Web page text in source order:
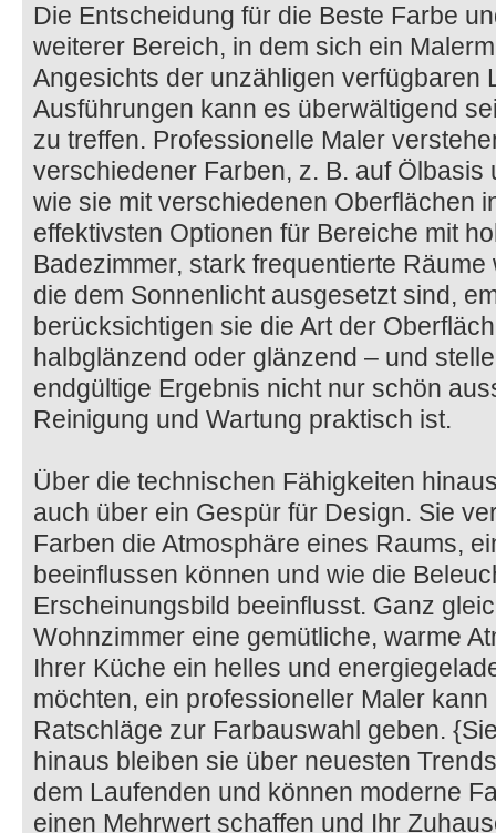
Die Entscheidung für die Beste Farbe
weiterer Bereich, in dem sich ein
Angesichts der unzähligen verfügbaren
Ausführungen kann es überwältigend
zu treffen. Professionelle Maler
verschiedener Farben, z. B. auf Ölbasis
wie sie mit verschiedenen Oberflächen
effektivsten Optionen für Bereiche mit
Badezimmer, stark frequentierte
die dem Sonnenlicht ausgesetzt sind,
berücksichtigen sie die Art der
halbglänzend oder glänzend – und
endgültige Ergebnis nicht nur schön
Reinigung und Wartung praktisch ist.
Über die technischen Fähigkeiten
auch über ein Gespür für Design. Sie
Farben die Atmosphäre eines Raums,
beeinflussen können und wie die
Erscheinungsbild beeinflusst. Ganz
Wohnzimmer eine gemütliche, warme
Ihrer Küche ein helles und
möchten, ein professioneller Maler
Ratschläge zur Farbauswahl geben.
hinaus bleiben sie über neuesten
dem Laufenden und können moderne
einen Mehrwert schaffen und Ihr